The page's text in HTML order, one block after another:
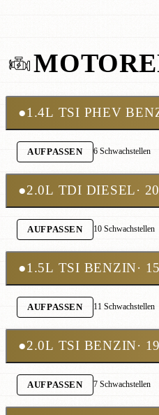
●1.4L TSI PHEV
AUFPASSEN 6 Schwachstellen
●2.0L TDI DIESEL·
AUFPASSEN 10 Schwachstellen
●1.5L TSI BENZIN·
AUFPASSEN 11 Schwachstellen
●2.0L TSI BENZIN·
AUFPASSEN 7 Schwachstellen